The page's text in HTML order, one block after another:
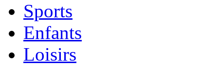
Sports
Enfants
Loisirs